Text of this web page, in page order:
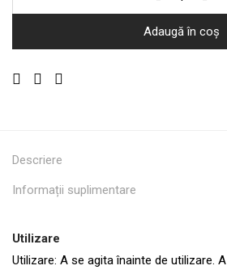
Adaugă în coș
Descriere
Informații suplimentare
Utilizare
Utilizare: A se agita înainte de utilizare.